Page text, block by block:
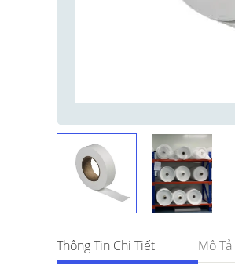
Thông Tin Chi Tiết Mô